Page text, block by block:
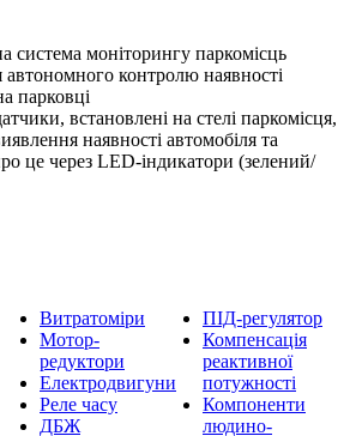
система моніторингу паркомісць
автономного контролю наявності
парковці
встановлені на стелі паркомісця,
наявності автомобіля та
це через LED-індикатори (зелений/
Витратоміри
Мотор-
редуктори
Електродвигуни
Реле часу
ДБЖ
ПІД-регулятор
Компенсація
реактивної
потужності
Компоненти
людино-